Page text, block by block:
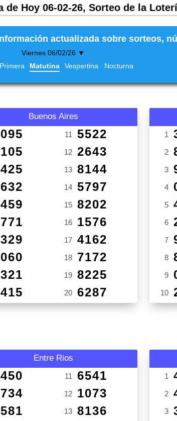
Hoy 06-02-26, Sorteo de la
actualizada sobre sorteos,
Viernes 06/02/26 ▼
Primera Matutina Vespertina Nocturna
Buenos Aires
11 5522
12 2643
13 8144
14 5797
15 8202
16 1576
17 4162
18 7172
19 8225
20 6287
1
2
3
4
5
6
7
8
9
10
Entre Rios
11 6541
12 1073
13 8136
1
2
3